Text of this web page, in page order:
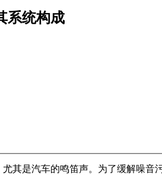
系统构成
其是汽车的鸣笛声。为了缓解噪